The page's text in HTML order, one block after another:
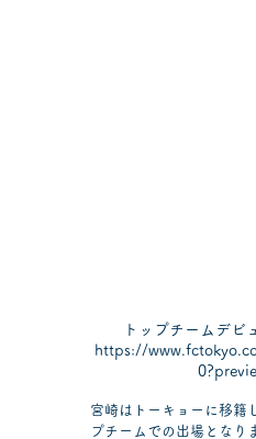
トップチームデビ
https://
宮崎はトーキョーに移籍
プチームでの出場となり